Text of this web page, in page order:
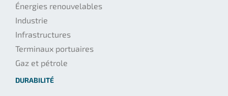
Énergies renouvelables
Industrie
Infrastructures
Terminaux portuaires
Gaz et pétrole
DURABILITÉ